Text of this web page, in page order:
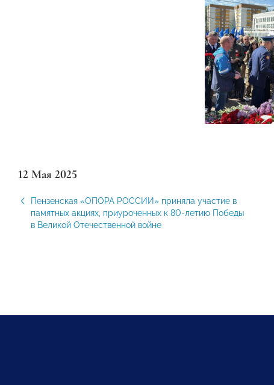
12 Мая 2025
Пензенская «ОПОРА РОССИИ» приняла участие в
памятных акциях, приуроченных к 80-летию Победы
в Великой Отечественной войне